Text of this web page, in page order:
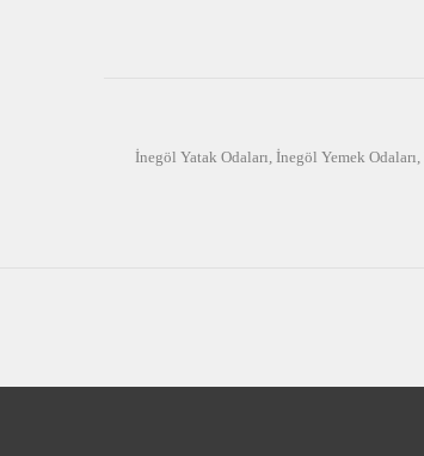
İnegöl Yatak Odaları İnegöl Yemek Odaları